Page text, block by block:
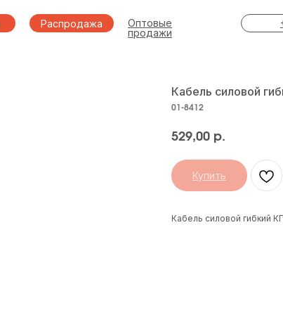
Оптовые
продажи
Распродажа
Кабель силовой
01-8412
529,00 р.
Купить
Кабель силовой гибкий